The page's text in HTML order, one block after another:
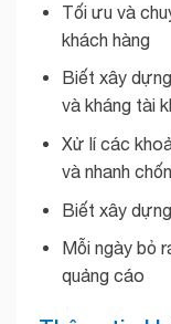
Tối ưu và
khách hàng
Biết xây
và kháng tài
Xử lí các
và nhanh
Biết xây
Mỗi ngày bỏ
quảng cáo